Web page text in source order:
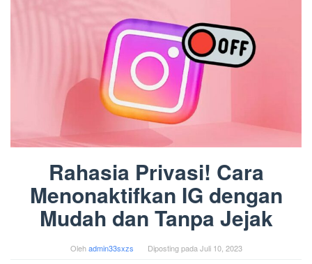
Rahasia Privasi! Cara
Menonaktifkan IG dengan
Mudah dan Tanpa Jejak
Olehadmin33sxzs Diposting pada Juli 10, 2023